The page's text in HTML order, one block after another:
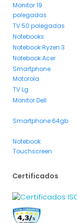
Monitor 19
polegadas
TV 50 polegadas
Notebooks
Notebook Ryzen 3
Notebook Acer
Smartphone
Motorola
TV Lg
Monitor Dell
Smartphone 64gb
Notebook
Touchscreen
Certificados